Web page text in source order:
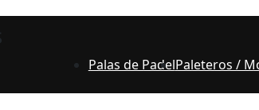
Palas de PadelPaleteros /